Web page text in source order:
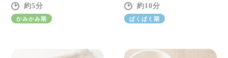
5
かみかみ期
10
ぱくぱく期